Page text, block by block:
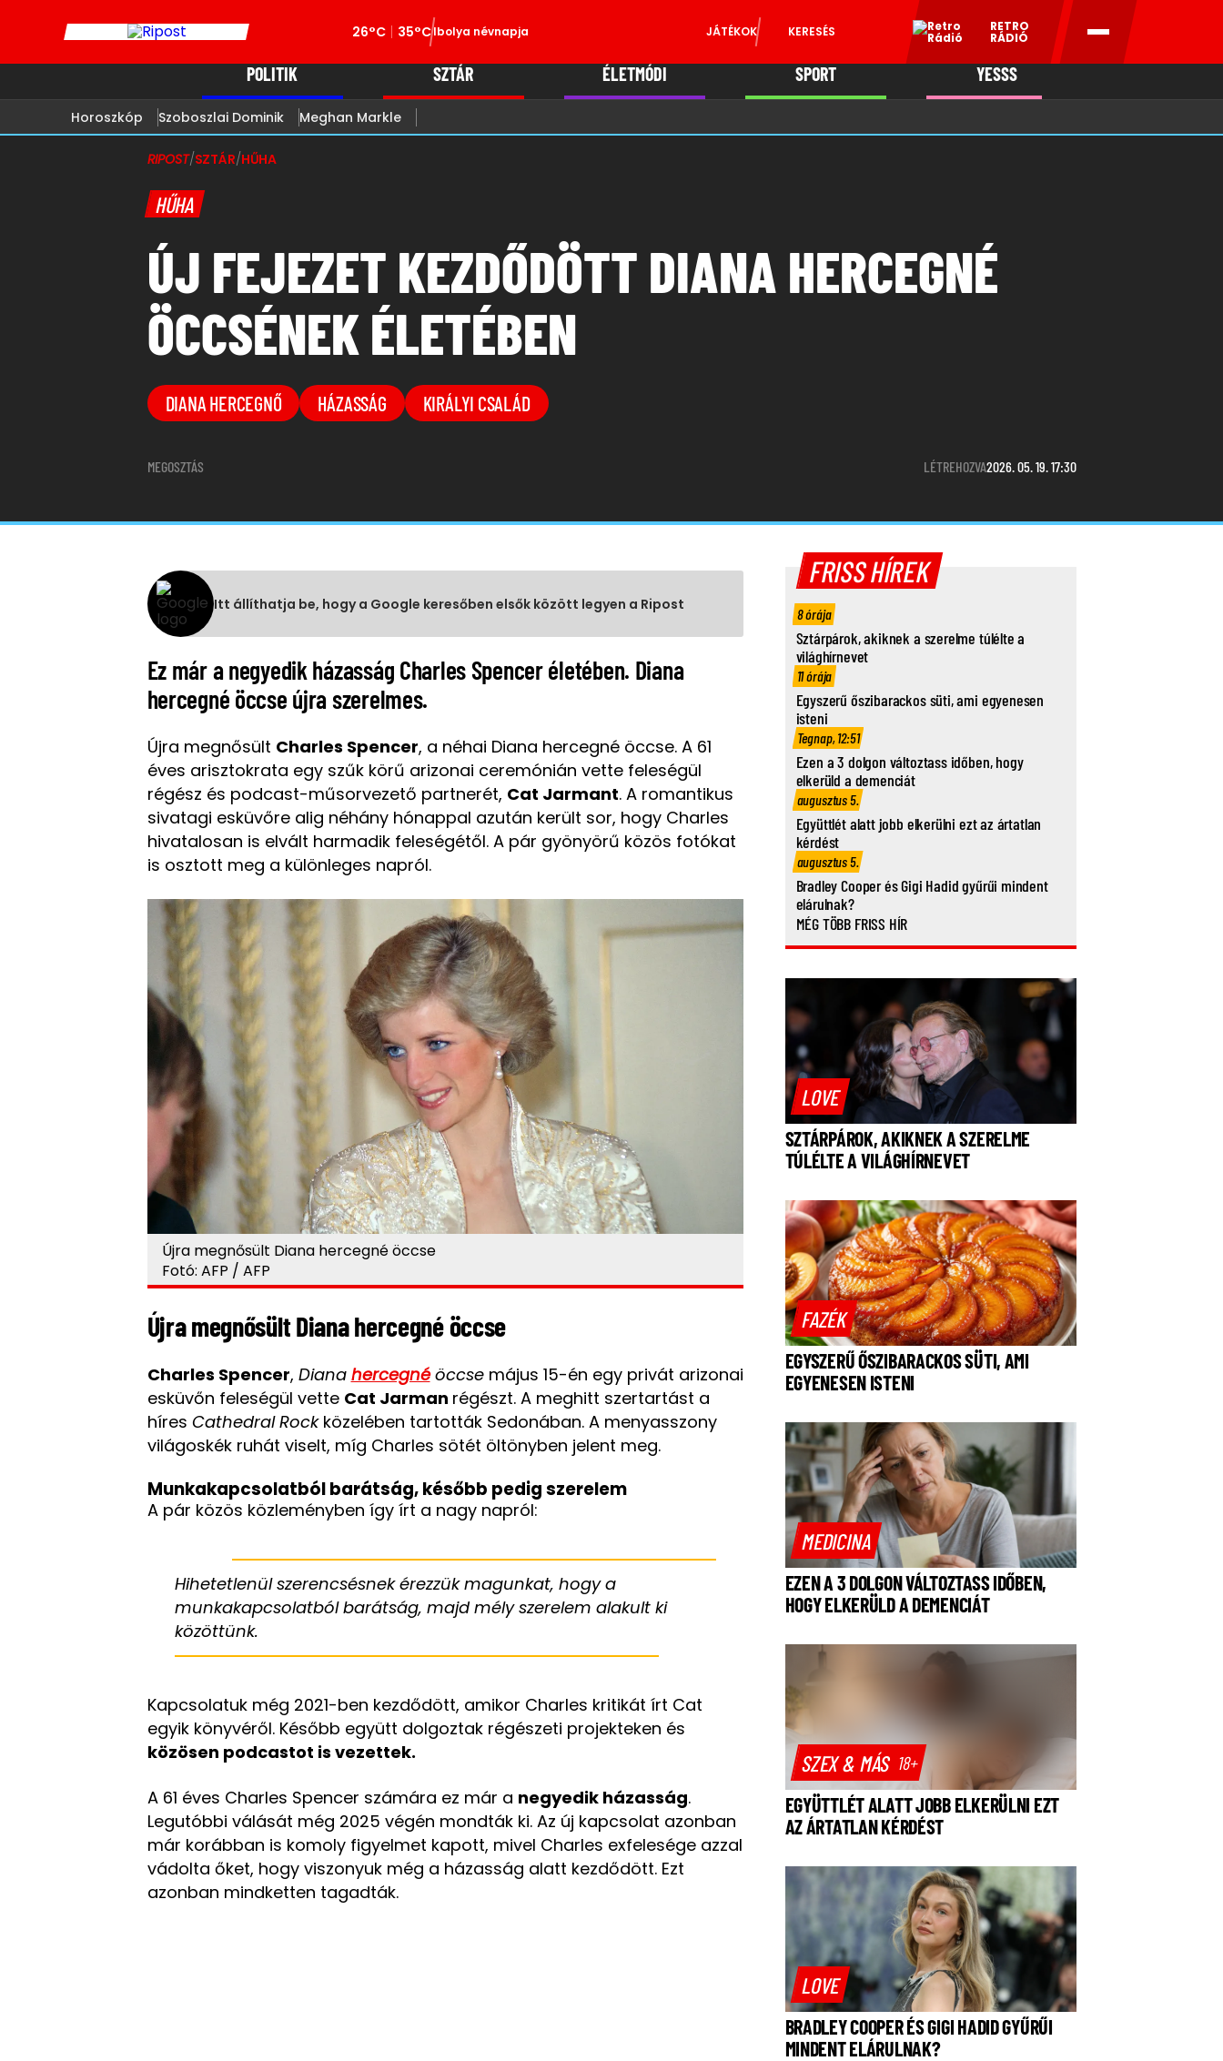
26°C 35°CIbolya névnapja JÁTÉKOK KERESÉS RETRO
RÁDIÓ
POLITIK SZTÁR ÉLETMÓDI SPORT YESSS
Horoszkóp Szoboszlai Dominik Meghan Markle
RIPOST/SZTÁR/HŰHA
HŰHA
ÚJ FEJEZET KEZDŐDÖTT DIANA HERCEGNÉ
ÖCCSÉNEK ÉLETÉBEN
DIANA HERCEGNŐ HÁZASSÁG KIRÁLYI CSALÁD
MEGOSZTÁS LÉTREHOZVA2026. 05. 19. 17:30
Itt állíthatja be, hogy a Google keresőben elsők között legyen a Ripost
Ez már a negyedik házasság Charles Spencer életében. Diana
hercegné öccse újra szerelmes.
Újra megnősült Charles Spencer, a néhai Diana hercegné öccse. A 61
éves arisztokrata egy szűk körű arizonai ceremónián vette feleségül
régész és podcast-műsorvezető partnerét, Cat Jarmant. A romantikus
sivatagi esküvőre alig néhány hónappal azután került sor, hogy Charles
hivatalosan is elvált harmadik feleségétől. A pár gyönyörű közös fotókat
is osztott meg a különleges napról.
Újra megnősült Diana hercegné öccse
Fotó: AFP / AFP
Újra megnősült Diana hercegné öccse
Charles Spencer, Diana hercegnéöccse május 15-én egy privát arizonai
esküvőn feleségül vette Cat Jarman régészt. A meghitt szertartást a
híres Cathedral Rockközelében tartották Sedonában. A menyasszony
világoskék ruhát viselt, míg Charles sötét öltönyben jelent meg.
Munkakapcsolatból barátság, később pedig szerelem
A pár közös közleményben így írt a nagy napról:
Hihetetlenül szerencsésnek érezzük magunkat, hogy a
munkakapcsolatból barátság, majd mély szerelem alakult ki
közöttünk.
Kapcsolatuk még 2021-ben kezdődött, amikor Charles kritikát írt Cat
egyik könyvéről. Később együtt dolgoztak régészeti projekteken és
közösen podcastot is vezettek.
A 61 éves Charles Spencer számára ez már a negyedik házasság.
Legutóbbi válását még 2025 végén mondták ki. Az új kapcsolat azonban
már korábban is komoly figyelmet kapott, mivel Charles exfelesége azzal
vádolta őket, hogy viszonyuk még a házasság alatt kezdődött. Ezt
azonban mindketten tagadták.
FRISS HÍREK
8 órája
Sztárpárok, akiknek a szerelme túlélte a
világhírnevet
11 órája
Egyszerű őszibarackos süti, ami egyenesen
isteni
Tegnap, 12:51
Ezen a 3 dolgon változtass időben, hogy
elkerüld a demenciát
augusztus 5.
Együttlét alatt jobb elkerülni ezt az ártatlan
kérdést
augusztus 5.
Bradley Cooper és Gigi Hadid gyűrűi mindent
elárulnak?
MÉG TÖBB FRISS HÍR
LOVE
SZTÁRPÁROK, AKIKNEK A SZERELME
TÚLÉLTE A VILÁGHÍRNEVET
FAZÉK
EGYSZERŰ ŐSZIBARACKOS SÜTI, AMI
EGYENESEN ISTENI
MEDICINA
EZEN A 3 DOLGON VÁLTOZTASS IDŐBEN,
HOGY ELKERÜLD A DEMENCIÁT
SZEX & MÁS 18+
EGYÜTTLÉT ALATT JOBB ELKERÜLNI EZT
AZ ÁRTATLAN KÉRDÉST
LOVE
BRADLEY COOPER ÉS GIGI HADID GYŰRŰI
MINDENT ELÁRULNAK?